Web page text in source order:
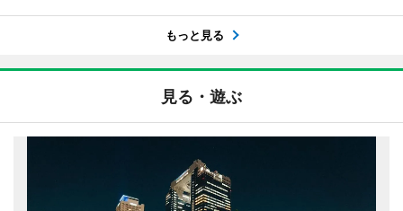
もっと見る
見る・遊ぶ